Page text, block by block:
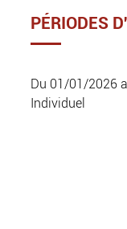
PÉRIODES
Du 01/01/2026
Individuel